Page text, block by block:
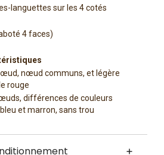
languettes sur les 4 cotés
4 faces)
nœud communs, et légère
rouge
différences de couleurs
et marron, sans trou